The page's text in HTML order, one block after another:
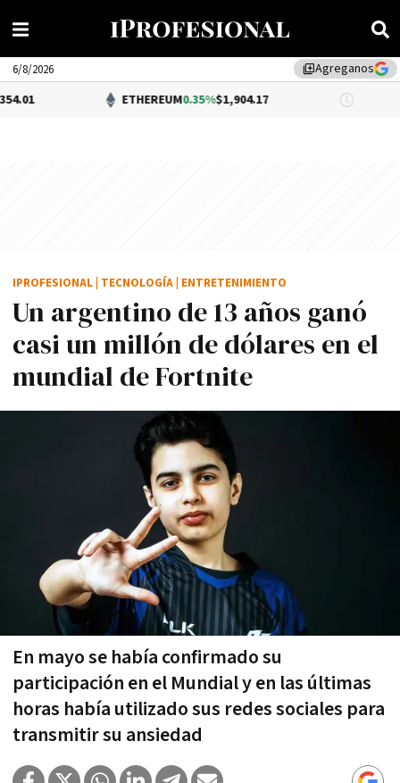
library_addAgreganos
6/8/2026
ETHEREUM0.35%$1,904.17 DÓLAR
Un argentino de 13 años ganó
casi un millón de dólares en el
mundial de Fortnite
En mayo se había confirmado su
participación en el Mundial y en las últimas
horas había utilizado sus redes sociales para
transmitir su ansiedad
IPROFESIONAL TECNOLOGÍA ENTRETENIMIENTO